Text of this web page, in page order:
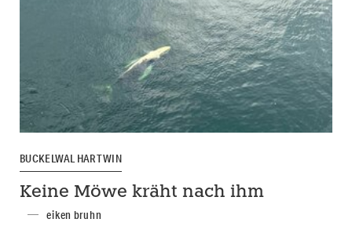
BUCKELWAL HARTWIN
Keine Möwe kräht nach ihm
eiken bruhn